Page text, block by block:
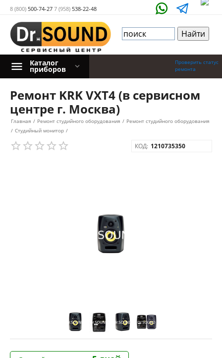
8 (800) 500-74-27 7 (958) 538-22-48
Проверить статус
ремонта
Каталог
приборов
Ремонт KRK VXT4 (в сервисном
центре г. Москва)
Главная / Ремонт студийного оборудования / Ремонт студийного оборудования
/ Студийный монитор /
КОД: 1210735350